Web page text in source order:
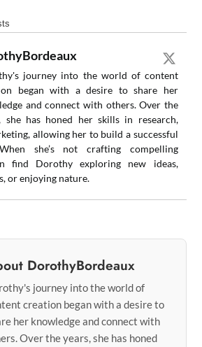
journey into the world of content
began with a desire to share her
and connect with others. Over the
she has honed her skills in research,
allowing her to build a successful
she’s not crafting compelling
find Dorothy exploring new ideas,
or enjoying nature.
DorothyBordeaux
journey into the world of
creation began with a desire to
her knowledge and connect with
Over the years, she has honed